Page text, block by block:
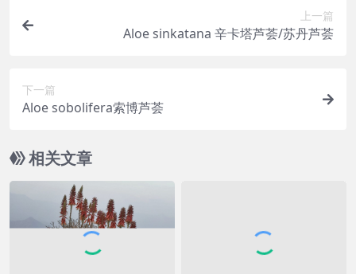
上一篇
Aloe sinkatana 辛卡塔芦荟/苏丹芦荟
下一篇
Aloe sobolifera索博芦荟
相关文章